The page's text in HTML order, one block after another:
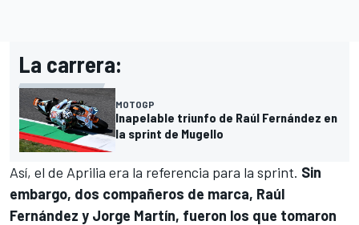
La carrera:
MOTOGP
Inapelable triunfo de Raúl Fernández en
la sprint de Mugello
Así, el de Aprilia era la referencia para la sprint. Sin
embargo, dos compañeros de marca, Raúl
Fernández y Jorge Martín, fueron los que tomaron